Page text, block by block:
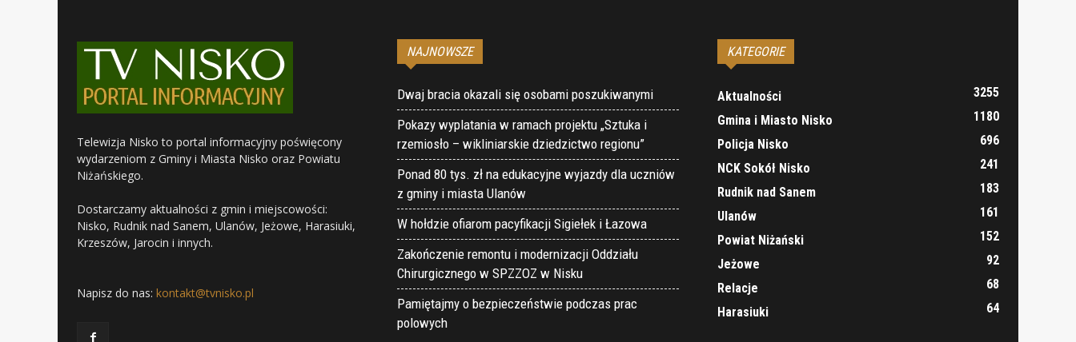
Telewizja Nisko to portal informacyjny poświęcony
wydarzeniom z Gminy i Miasta Nisko oraz Powiatu
Niżańskiego.
Dostarczamy aktualności z gmin i miejscowości:
Nisko, Rudnik nad Sanem, Ulanów, Jeżowe, Harasiuki,
Krzeszów, Jarocin i innych.
Napisz do nas: kontakt@tvnisko.pl
NAJNOWSZE
Dwaj bracia okazali się osobami poszukiwanymi
Pokazy wyplatania w ramach projektu „Sztuka i
rzemiosło – wikliniarskie dziedzictwo regionu”
Ponad 80 tys. zł na edukacyjne wyjazdy dla uczniów
z gminy i miasta Ulanów
W hołdzie ofiarom pacyfikacji Sigiełek i Łazowa
Zakończenie remontu i modernizacji Oddziału
Chirurgicznego w SPZZOZ w Nisku
Pamiętajmy o bezpieczeństwie podczas prac
polowych
KATEGORIE
Aktualności
3255
Gmina i Miasto Nisko
1180
Policja Nisko
696
NCK Sokół Nisko
241
Rudnik nad Sanem
183
Ulanów
161
Powiat Niżański
152
Jeżowe
92
Relacje
68
Harasiuki
64